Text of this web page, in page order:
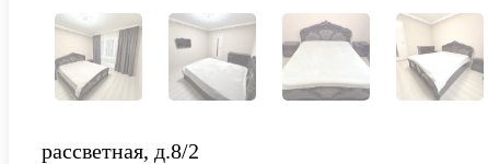
рассветная, д.8/2